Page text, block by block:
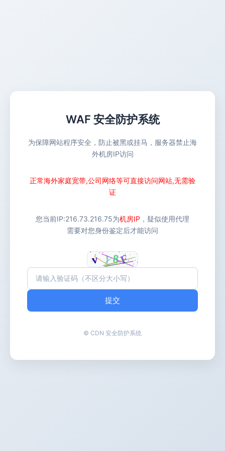
WAF 安全防护系统
为保障网站程序安全，防止被黑或挂马，服务器禁止海
外机房IP访问
正常海外家庭宽带,公司网络等可直接访问网站,无需验
证
您当前IP:216.73.216.75为机房IP ，疑似使用代理
需要对您身份鉴定后才能访问
提交
© CDN 安全防护系统